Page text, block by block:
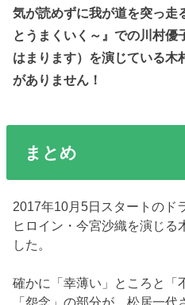
気が読めずに我が道を突っ走
とうまくいく～』での川村優
はまります）を演じている木
がありません！
まとめ
2017年10月5日スタートのド
ヒロイン・今宮沙織を演じる
した。
確かに「幸薄い」ところと「
「怨念」の部分が、松居一